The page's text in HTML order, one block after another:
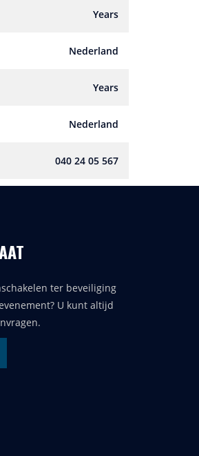
Years
Nederland
Years
Nederland
040 24 05 567
ter beveiliging
U kunt altijd